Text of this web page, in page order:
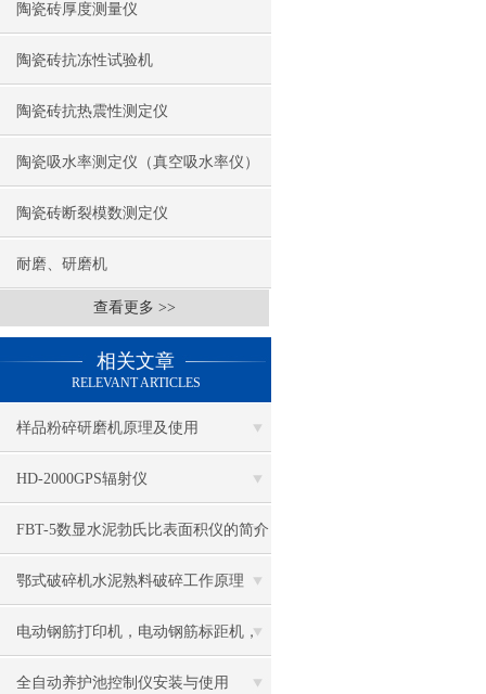
陶瓷砖厚度测量仪
陶瓷砖抗冻性试验机
陶瓷砖抗热震性测定仪
陶瓷吸水率测定仪（真空吸水率仪）
陶瓷砖断裂模数测定仪
耐磨、研磨机
查看更多 >>
相关文章
RELEVANT ARTICLES
样品粉碎研磨机原理及使用
HD-2000GPS辐射仪
FBT-5数显水泥勃氏比表面积仪的简介
鄂式破碎机水泥熟料破碎工作原理
电动钢筋打印机，电动钢筋标距机，
钢筋打点机，钢筋标点机
全自动养护池控制仪安装与使用